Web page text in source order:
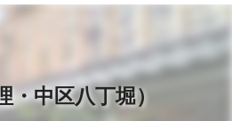
・中区八丁堀）